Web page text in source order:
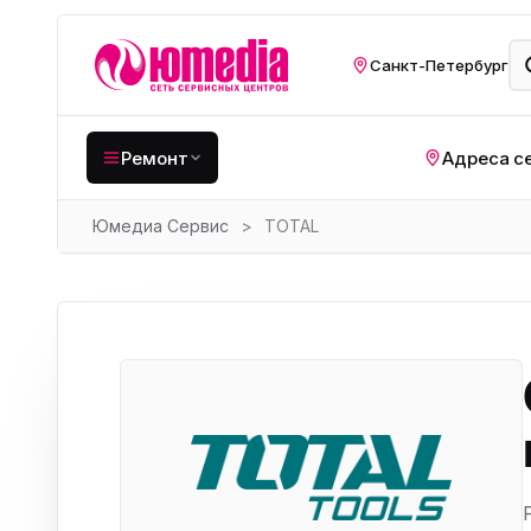
Санкт-Петербург
Ремонт
Крупная бытовая
Компьютерная техника
Адреса
Юмедиа Сервис > TOTAL